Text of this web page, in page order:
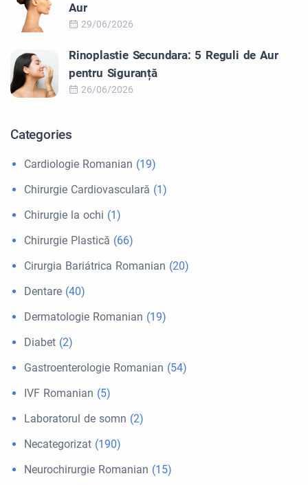
Aur
29/06/2026
Rinoplastie Secundara: 5 Reguli de Aur
pentru Siguranță
26/06/2026
Categories
Cardiologie Romanian (19)
Chirurgie Cardiovasculară (1)
Chirurgie la ochi (1)
Chirurgie Plastică (66)
Cirurgia Bariátrica Romanian (20)
Dentare (40)
Dermatologie Romanian (19)
Diabet (2)
Gastroenterologie Romanian (54)
IVF Romanian (5)
Laboratorul de somn (2)
Necategorizat (190)
Neurochirurgie Romanian (15)